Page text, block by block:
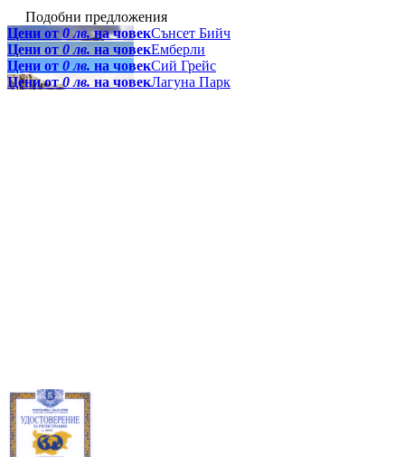
Подобни предложения
Цени от 0 лв.на човекСънсет Бийч
Цени от0 лв.на човекЕмберли
Цени от 0 лв. на човекСий Грейс
Цени от0 лв. на човекЛагуна Парк